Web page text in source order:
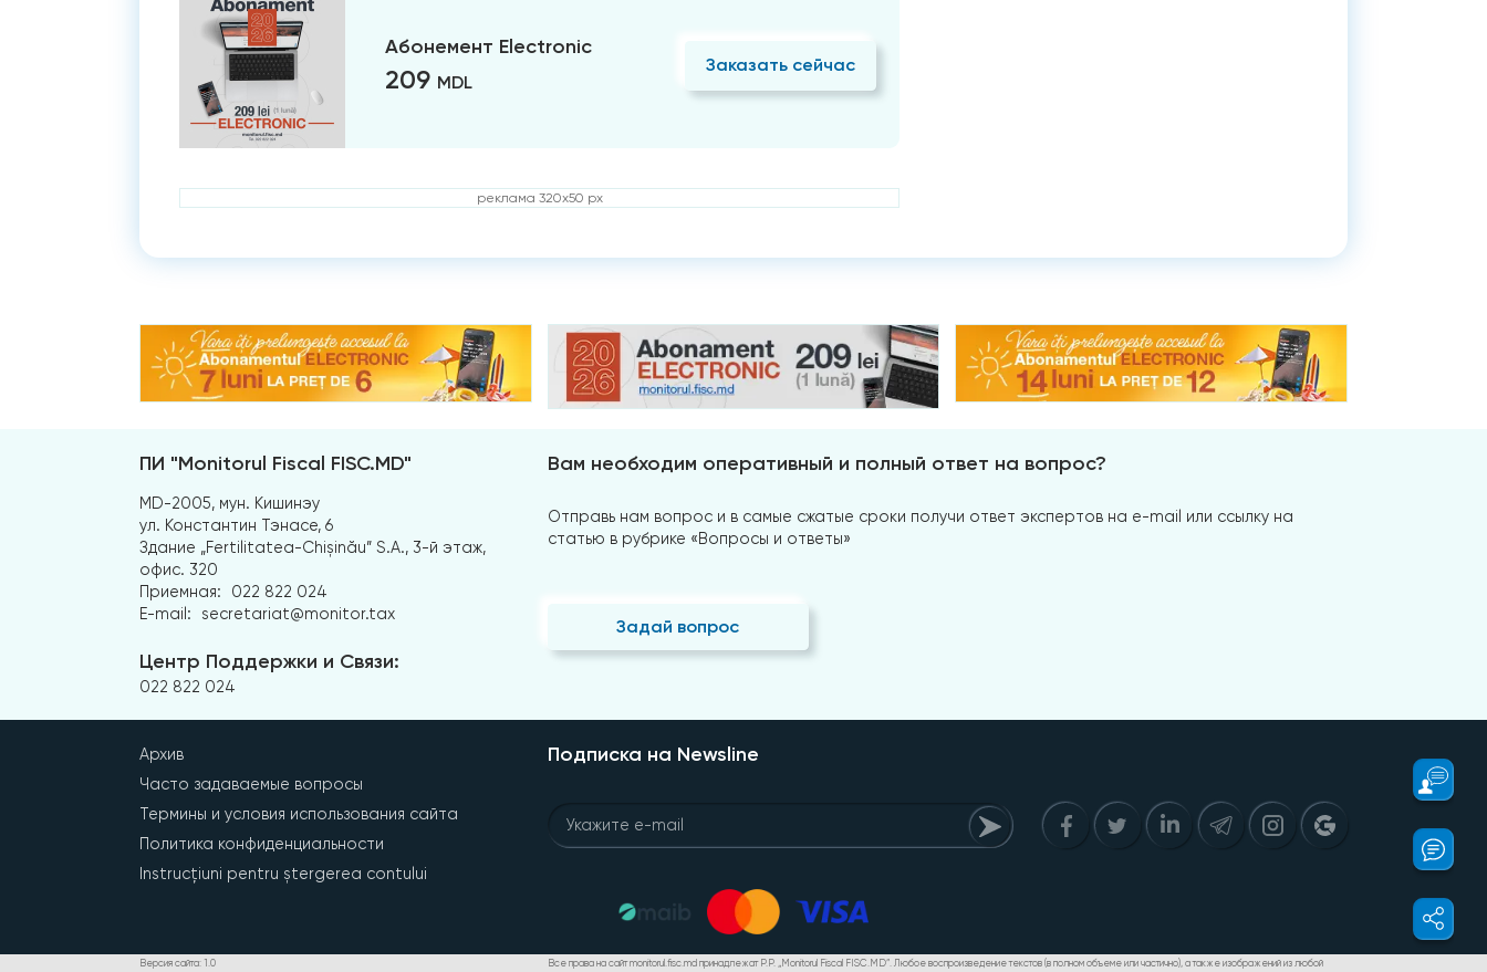
Абонемент Electronic
209 MDL
Заказать сейчас
реклама 320x50 px
ПИ "Monitorul Fiscal FISC.MD"
MD-2005, мун. Кишинэу
ул. Константин Тэнасе, 6
Здание „Fertilitatea-Chișinău” S.A., 3-й этаж,
офис. 320
Приемная:
022 822 024
E-mail:
secretariat@monitor.tax
Центр Поддержки и Связи:
022 822 024
Вам необходим оперативный и полный ответ на вопрос?
Отправь нам вопрос и в самые сжатые сроки получи ответ экспертов на e-mail или ссылку на
статью в рубрике «Вопросы и ответы»
Задай вопрос
Архив
Часто задаваемые вопросы
Термины и условия использования сайта
Политика конфиденциальности
Instrucțiuni pentru ștergerea contului
Подписка на Newsline
Версия сайта: 1.0 Все права на сайт monitorul.fisc.md принадлежат P.P. „Monitorul Fiscal FISC.MD”. Любое воспроизведение текстов (в полном объеме или частично), а также изображений из любой